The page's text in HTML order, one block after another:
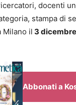
docenti
stampa di
Milano il 3 dicembre
Abbonati a